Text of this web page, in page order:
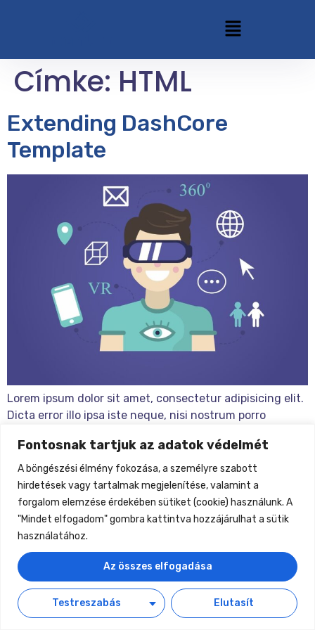
Fontosnak tartjuk az adatok védelmét
A böngészési élmény fokozása, a személyre szabott
hirdetések vagy tartalmak megjelenítése, valamint a
forgalom elemzése érdekében sütiket (cookie) használunk. A
"Mindet elfogadom" gombra kattintva hozzájárulhat a sütik
használatához.
Testreszabás Elutasít
Az összes elfogadása
Címke: HTML
Extending DashCore
Template
Lorem ipsum dolor sit amet, consectetur adipisicing elit.
Dicta error illo ipsa iste neque, nisi nostrum porro
quam qui quia rem repudiandae! Lorem ipsum dolor sit
amet, consectetur adipisicing elit. Cumque
exercitationem ipsam iusto non nostrum ratione sequi
tempore unde? Asperiores aspernatur debitis eius esse
iure laudantium […]
CRM Consultancy
Minden jog fenntartva